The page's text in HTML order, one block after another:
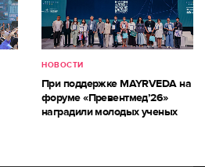
НОВОСТИ
При поддержке MAYRVEDA на
форуме «Превентмед’26»
наградили молодых ученых